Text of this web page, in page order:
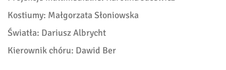
Kostiumy: Małgorzata Słoniowska
Światła: Dariusz Albrycht
Kierownik chóru: Dawid Ber